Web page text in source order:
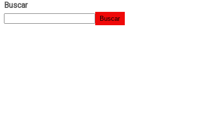
Buscar
Buscar